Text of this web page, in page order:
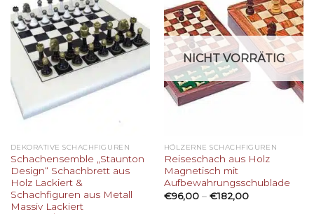
DEKORATIVE SCHACHFIGUREN
Schachensemble „Staunton
Design“ Schachbrett aus
Holz Lackiert &
Schachfiguren aus Metall
Massiv Lackiert
NICHT VORRÄTIG
HÖLZERNE SCHACHFIGUREN
Reiseschach aus Holz
Magnetisch mit
Aufbewahrungsschublade
€96,00– €182,00